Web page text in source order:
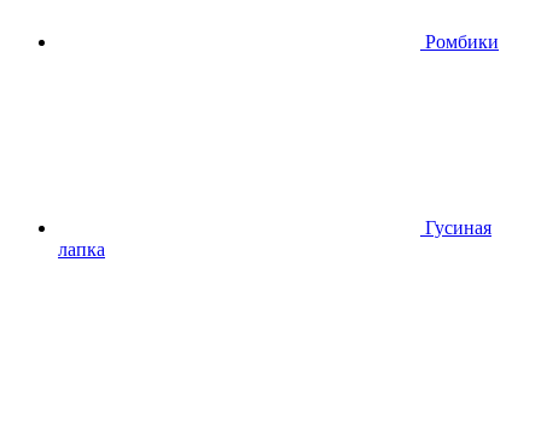
Ромбики
Гусиная
лапка